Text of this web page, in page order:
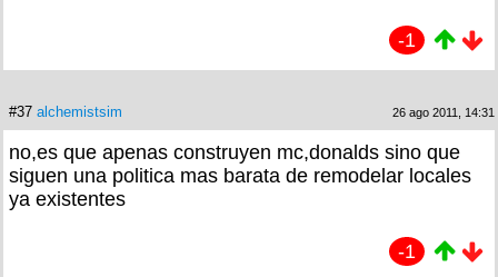
-1
#37 alchemistsim 26 ago 2011, 14:31
no,es que apenas construyen mc,donalds sino que
siguen una politica mas barata de remodelar locales
ya existentes
-1